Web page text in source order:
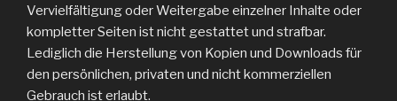
Vervielfältigung oder Weitergabe einzelner Inhalte oder
kompletter Seiten ist nicht gestattet und strafbar.
Lediglich die Herstellung von Kopien und Downloads für
den persönlichen, privaten und nicht kommerziellen
Gebrauch ist erlaubt.